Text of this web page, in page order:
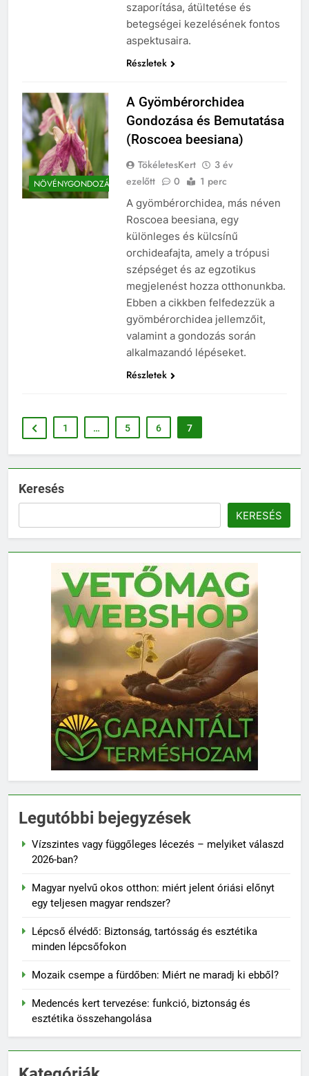
szaporítása, átültetése és
betegségei kezelésének fontos
aspektusaira.
Részletek
NÖVÉNYGONDOZÁS
A Gyömbérorchidea
Gondozása és Bemutatása
(Roscoea beesiana)
TökéletesKert
3 év
ezelőtt
0 1 perc
A gyömbérorchidea, más néven
Roscoea beesiana, egy
különleges és külcsínű
orchideafajta, amely a trópusi
szépséget és az egzotikus
megjelenést hozza otthonunkba.
Ebben a cikkben felfedezzük a
gyömbérorchidea jellemzőit,
valamint a gondozás során
alkalmazandó lépéseket.
Részletek
1 … 5 6 7
Keresés
KERESÉS
Legutóbbi bejegyzések
Vízszintes vagy függőleges lécezés – melyiket válaszd
2026-ban?
Magyar nyelvű okos otthon: miért jelent óriási előnyt
egy teljesen magyar rendszer?
Lépcső élvédő: Biztonság, tartósság és esztétika
minden lépcsőfokon
Mozaik csempe a fürdőben: Miért ne maradj ki ebből?
Medencés kert tervezése: funkció, biztonság és
esztétika összehangolása